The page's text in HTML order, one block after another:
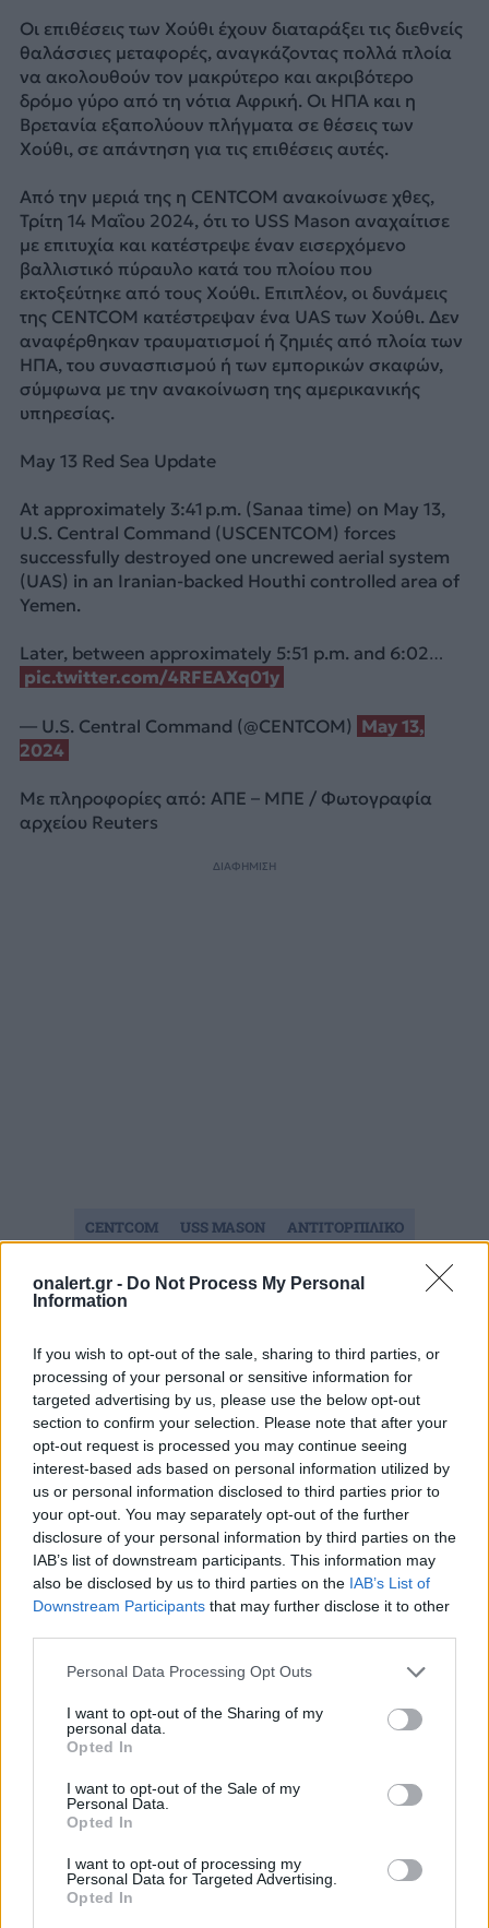
onalert.gr - Do Not Process My Personal
Information
If you wish to opt-out of the sale, sharing to third parties, or
processing of your personal or sensitive information for
targeted advertising by us, please use the below opt-out
section to confirm your selection. Please note that after your
opt-out request is processed you may continue seeing
interest-based ads based on personal information utilized by
us or personal information disclosed to third parties prior to
your opt-out. You may separately opt-out of the further
disclosure of your personal information by third parties on the
IAB’s list of downstream participants. This information may
also be disclosed by us to third parties on the IAB’s List of
Downstream Participants that may further disclose it to other
Personal Data Processing Opt Outs
I want to opt-out of the Sharing of my
personal data.
Opted In
I want to opt-out of the Sale of my
Personal Data.
Opted In
I want to opt-out of processing my
Personal Data for Targeted Advertising.
Opted In
Διάβασε επίσης
Patriot στη Σαουδική
Αραβία: Κάθε μήνα
επαναξιολογείται η
ελληνική παρουσία –
Μήνυμα της Αθήνας στο
Ριάντ
H «Βαβέλ»
δυστύχημα
μοντέλο
Οι επιθέσεις των Χούθι έχουν διαταράξει τις διεθνείς
θαλάσσιες μεταφορές, αναγκάζοντας πολλά πλοία
να ακολουθούν τον μακρύτερο και ακριβότερο
δρόμο γύρο από τη νότια Αφρική. Οι ΗΠΑ και η
Βρετανία εξαπολύουν πλήγματα σε θέσεις των
Χούθι, σε απάντηση για τις επιθέσεις αυτές.
Από την μεριά της η CENTCOM ανακοίνωσε χθες,
Τρίτη 14 Μαΐου 2024, ότι το USS Mason αναχαίτισε
με επιτυχία και κατέστρεψε έναν εισερχόμενο
βαλλιστικό πύραυλο κατά του πλοίου που
εκτοξεύτηκε από τους Χούθι. Επιπλέον, οι δυνάμεις
της CENTCOM κατέστρεψαν ένα UAS των Χούθι. Δεν
αναφέρθηκαν τραυματισμοί ή ζημιές από πλοία των
ΗΠΑ, του συνασπισμού ή των εμπορικών σκαφών,
σύμφωνα με την ανακοίνωση της αμερικανικής
υπηρεσίας.
May 13 Red Sea Update
At approximately 3:41 p.m. (Sanaa time) on May 13,
U.S. Central Command (USCENTCOM) forces
successfully destroyed one uncrewed aerial system
(UAS) in an Iranian-backed Houthi controlled area of
Yemen.
Later, between approximately 5:51 p.m. and 6:02…
pic.twitter.com/4RFEAXq01y
— U.S. Central Command (@CENTCOM) May 13,
2024
Με πληροφορίες από: ΑΠΕ – ΜΠΕ / Φωτογραφία
αρχείου Reuters
ΔΙΑΦΗΜΙΣΗ
News και μάθετε πρώτοι όλες τις ειδήσεις
για την άμυνα.
CENTCOM USS MASON
ΑΝΤΙΤΟΡΠΙΛΙΚΟ